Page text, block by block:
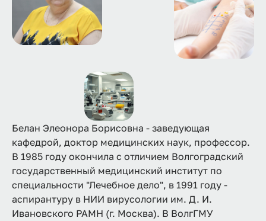
Белан Элеонора Борисовна - заведующая
кафедрой, доктор медицинских наук, профессор.
В 1985 году окончила с отличием Волгоградский
государственный медицинский институт по
специальности "Лечебное дело", в 1991 году -
аспирантуру в НИИ вирусологии им. Д. И.
Ивановского РАМН (г. Москва). В ВолгГМУ